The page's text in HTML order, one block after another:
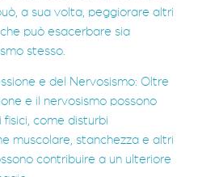
a sua volta, peggiorare altri
può esacerbare sia
stesso.
e del Nervosismo: Oltre
e il nervosismo possono
come disturbi
muscolare, stanchezza e altri
contribuire a un ulteriore